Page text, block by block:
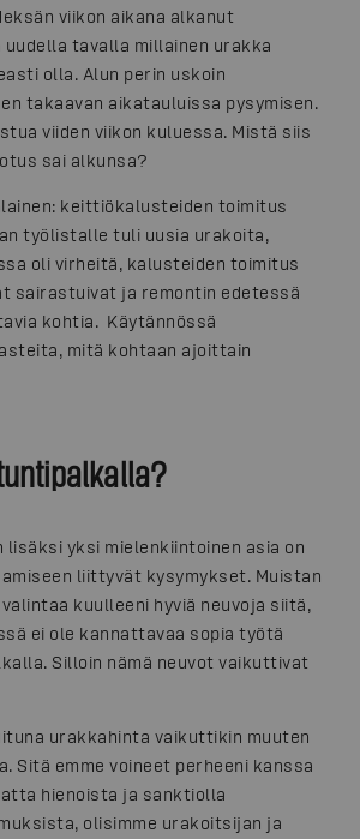
viikon aikana alkanut
uudella tavalla millainen urakka
olla. Alun perin uskoin
takaavan aikatauluissa pysymisen.
viiden viikon kuluessa. Mistä siis
sai alkunsa?
keittiökalusteiden toimitus
työlistalle tuli uusia urakoita,
oli virheitä, kalusteiden toimitus
sairastuivat ja remontin edetessä
kohtia. Käytännössä
mitä kohtaan ajoittain
lisäksi yksi mielenkiintoinen asia on
liittyvät kysymykset. Muistan
kuulleeni hyviä neuvoja siitä,
ei ole kannattavaa sopia työtä
Silloin nämä neuvot vaikuttivat
urakkahinta vaikuttikin muuten
Sitä emme voineet perheeni kanssa
hienoista ja sanktiolla
olisimme urakoitsijan ja